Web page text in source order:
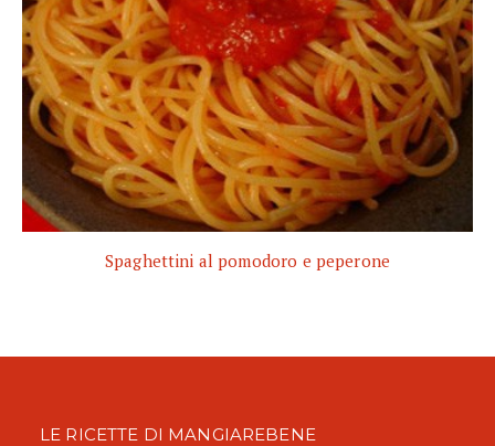
Spaghettini al pomodoro e peperone
LE RICETTE DI MANGIAREBENE